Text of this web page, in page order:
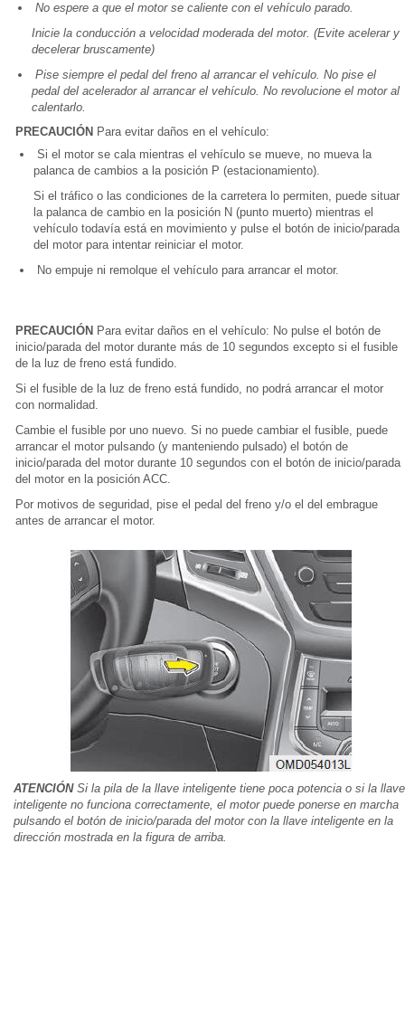
No espere a que el motor se caliente con el vehículo parado.
Inicie la conducción a velocidad moderada del motor. (Evite acelerar y
decelerar bruscamente)
Pise siempre el pedal del freno al arrancar el vehículo. No pise el
pedal del acelerador al arrancar el vehículo. No revolucione el motor al
calentarlo.
PRECAUCIÓN Para evitar daños en el vehículo:
Si el motor se cala mientras el vehículo se mueve, no mueva la
palanca de cambios a la posición P (estacionamiento).
Si el tráfico o las condiciones de la carretera lo permiten, puede situar
la palanca de cambio en la posición N (punto muerto) mientras el
vehículo todavía está en movimiento y pulse el botón de inicio/parada
del motor para intentar reiniciar el motor.
No empuje ni remolque el vehículo para arrancar el motor.
PRECAUCIÓN Para evitar daños en el vehículo: No pulse el botón de
inicio/parada del motor durante más de 10 segundos excepto si el fusible
de la luz de freno está fundido.
Si el fusible de la luz de freno está fundido, no podrá arrancar el motor
con normalidad.
Cambie el fusible por uno nuevo. Si no puede cambiar el fusible, puede
arrancar el motor pulsando (y manteniendo pulsado) el botón de
inicio/parada del motor durante 10 segundos con el botón de inicio/parada
del motor en la posición ACC.
Por motivos de seguridad, pise el pedal del freno y/o el del embrague
antes de arrancar el motor.
ATENCIÓNSi la pila de la llave inteligente tiene poca potencia o si la llave
inteligente no funciona correctamente, el motor puede ponerse en marcha
pulsando el botón de inicio/parada del motor con la llave inteligente en la
dirección mostrada en la figura de arriba.